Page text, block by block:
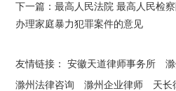
下一篇：最高人民法院 最高人民检
办理家庭暴力犯罪案件的意见
友情链接：安徽天道律师事务所
滁州法律咨询
滁州企业律师 天长